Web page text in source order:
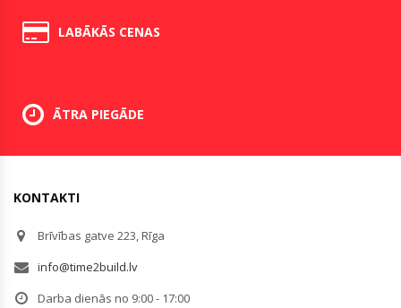
LABĀKĀS CENAS
ĀTRA PIEGĀDE
KONTAKTI
Brīvības gatve 223, Rīga
info@time2build.lv
Darba dienās no 9:00 - 17:00